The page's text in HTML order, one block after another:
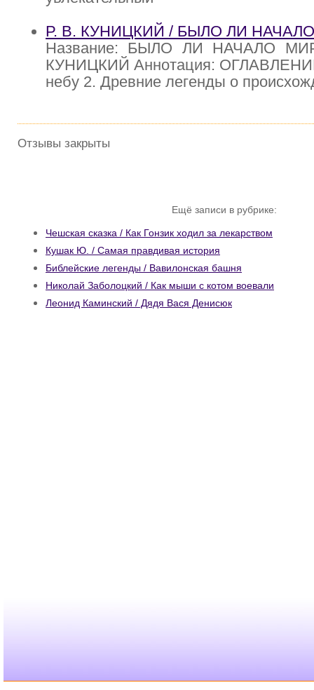
Р. В. КУНИЦКИЙ / БЫЛО ЛИ
Название: БЫЛО ЛИ НАЧАЛО
КУНИЦКИЙ Аннотация:
небу 2. Древние легенды о
Отзывы закрыты
Ещё записи в рубрике:
Чешская сказка / Как Гонзик ходил за лекарством
Кушак Ю. / Самая правдивая история
Библейские легенды / Вавилонская башня
Николай Заболоцкий / Как мыши с котом воевали
Леонид Каминский / Дядя Вася Денисюк